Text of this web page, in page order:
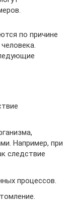
по причине
Например, при
следствие
процессов.